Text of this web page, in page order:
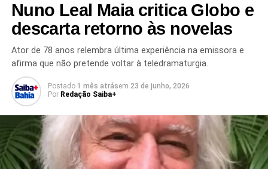
Nuno Leal Maia critica Globo e
descarta retorno às novelas
Ator de 78 anos relembra última experiência na emissora e
afirma que não pretende voltar à teledramaturgia.
Postado 1 mês atrásem 23 de junho, 2026
Por Redação Saiba+